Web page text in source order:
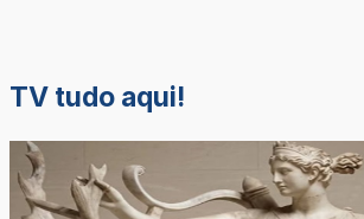
TV tudo aqui!